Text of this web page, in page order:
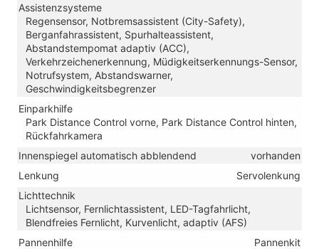
Assistenzsysteme
Regensensor, Notbremsassistent (City-Safety),
Berganfahrassistent, Spurhalteassistent,
Abstandstempomat adaptiv (ACC),
Verkehrzeichenerkennung, Müdigkeitserkennungs-Sensor,
Notrufsystem, Abstandswarner,
Geschwindigkeitsbegrenzer
Einparkhilfe
Park Distance Control vorne, Park Distance Control hinten,
Rückfahrkamera
Innenspiegel automatisch abblendend
vorhanden
Lenkung
Servolenkung
Lichttechnik
Lichtsensor, Fernlichtassistent, LED-Tagfahrlicht,
Blendfreies Fernlicht, Kurvenlicht, adaptiv (AFS)
Pannenhilfe
Pannenkit